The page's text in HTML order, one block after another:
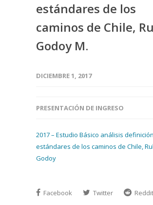
estándares de los
caminos de Chile,
Godoy M.
DICIEMBRE 1, 2017
PRESENTACIÓN DE INGRESO
2017 – Estudio Básico análisis
estándares de los caminos de Chile,
Godoy
Facebook Twitter
Reddit